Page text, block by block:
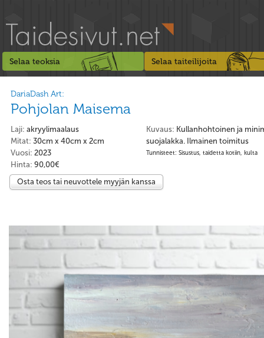
Selaa teoksia Selaa taiteilijoita
DariaDash Art:
Pohjolan Maisema
Kuvaus: Kullanhohtoinen ja
suojalakka. Ilmainen toimitus
Tunnisteet: Sisustus, taidetta kotiin, kulta
Laji: akryylimaalaus
Mitat: 30cm x 40cm x 2cm
Vuosi: 2023
Hinta: 90,00€
Osta teos tai neuvottele myyjän kanssa